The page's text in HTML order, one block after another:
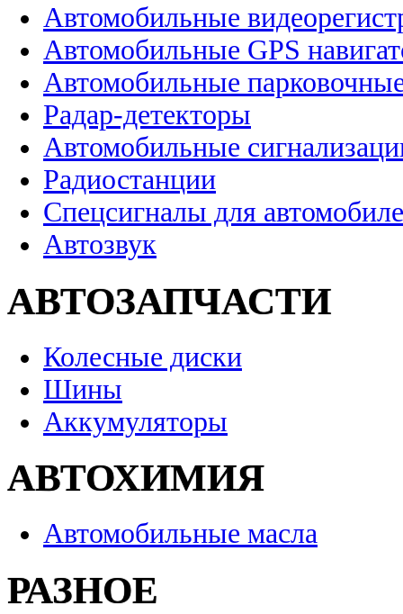
Автомобильные
Автомобильные GPS
Автомобильные
Радар-детекторы
Автомобильные
Радиостанции
Спецсигналы для
Автозвук
АВТОЗАПЧАСТИ
Колесные диски
Шины
Аккумуляторы
АВТОХИМИЯ
Автомобильные масла
РАЗНОЕ